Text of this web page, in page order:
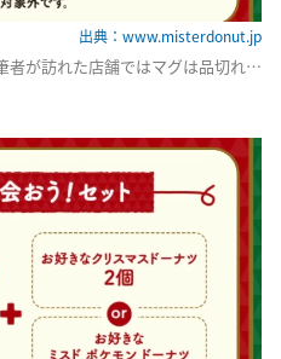
出典：www.misterdonut.jp
者が訪れた店舗ではマグは品切れ…